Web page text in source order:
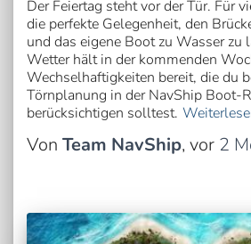
Der Feiertag steht vor der Tür. Für
die perfekte Gelegenheit, den
und das eigene Boot zu Wasser zu
Wetter hält in der kommenden
Wechselhaftigkeiten bereit, die du
Törnplanung in der NavShip Boot-
berücksichtigen solltest.
Von Team NavShip, vor 2